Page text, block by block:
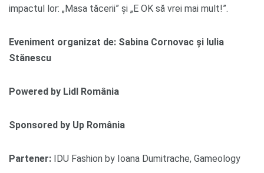
impactul lor: „Masa tăcerii” și „E OK să vrei mai mult!”.
Eveniment organizat de: Sabina Cornovac și Iulia
Stănescu
Powered by Lidl România
Sponsored by Up România
Partener: IDU Fashion by Ioana Dumitrache, Gameology